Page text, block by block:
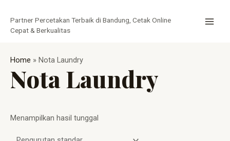
konten
Partner Percetakan Terbaik di Bandung, Cetak Online
Cepat & Berkualitas
Home » Nota Laundry
Nota Laundry
Menampilkan hasil tunggal